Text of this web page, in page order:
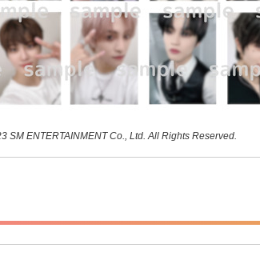
SM ENTERTAINMENT Co., Ltd. All Rights Reserved.